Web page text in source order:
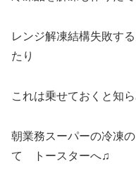
レンジ解凍結構失敗す
たり
これは乗せておくと知
朝業務スーパーの冷凍
て トースターへ♫